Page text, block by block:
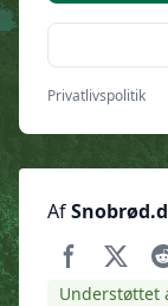
Af
Understøttet
Privatlivspolitik